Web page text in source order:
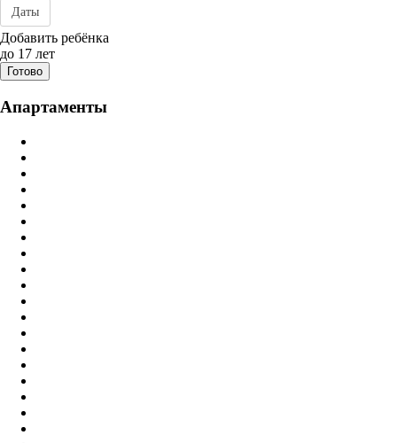
Даты
Дата заезда - отъезда
Добавить ребёнка
до 17 лет
Готово
Апартаменты